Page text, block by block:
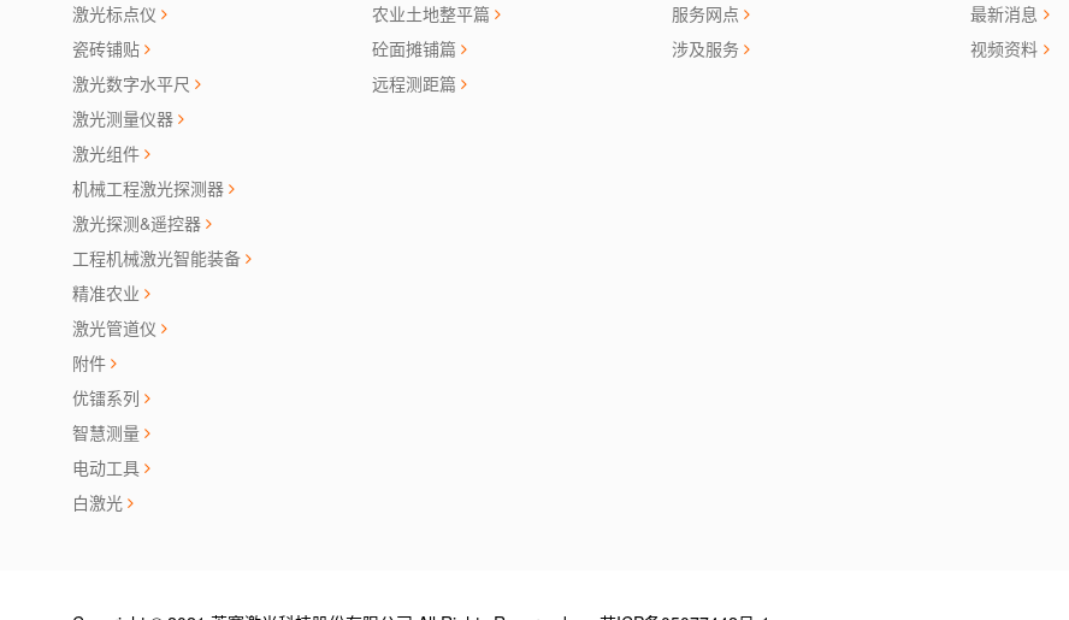
激光标点仪
瓷砖铺贴
激光数字水平尺
激光测量仪器
激光组件
机械工程激光探测器
激光探测&遥控器
工程机械激光智能装备
精准农业
激光管道仪
附件
优镭系列
智慧测量
电动工具
白激光
农业土地整平篇
砼面摊铺篇
远程测距篇
服务网点
涉及服务
最新消息
视频资料